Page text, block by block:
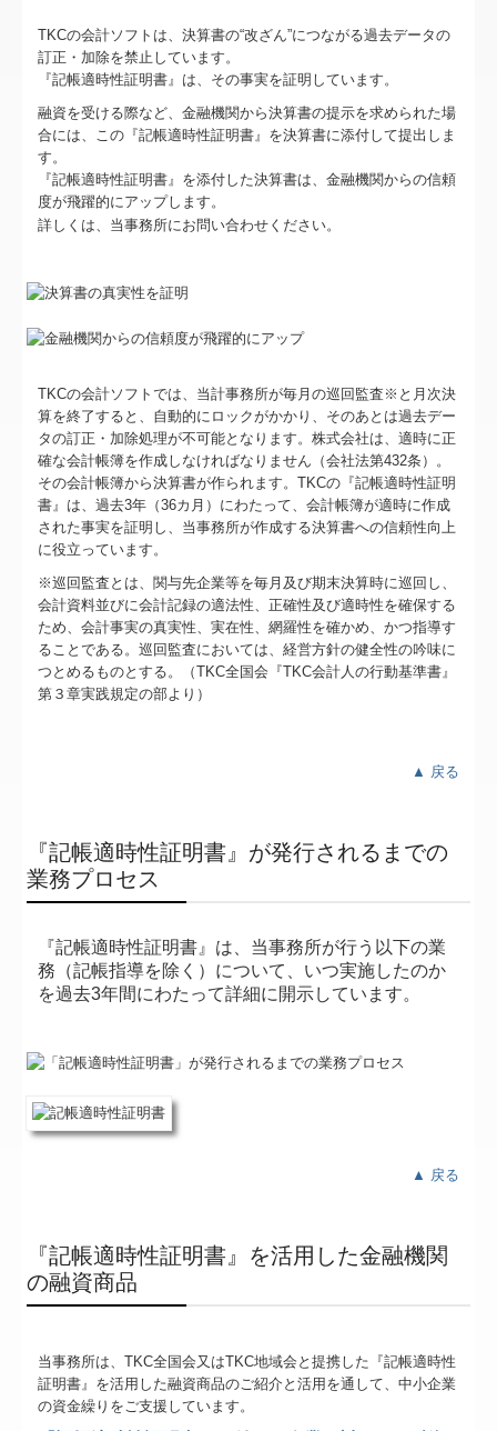
TKCの会計ソフトは、決算書の“改ざん”につながる過去データの
訂正・加除を禁止しています。
『記帳適時性証明書』は、その事実を証明しています。
融資を受ける際など、金融機関から決算書の提示を求められた場
合には、この『記帳適時性証明書』を決算書に添付して提出しま
す。
『記帳適時性証明書』を添付した決算書は、金融機関からの信頼
度が飛躍的にアップします。
詳しくは、当事務所にお問い合わせください。
TKCの会計ソフトでは、当計事務所が毎月の巡回監査※と月次決
算を終了すると、自動的にロックがかかり、そのあとは過去デー
タの訂正・加除処理が不可能となります。株式会社は、適時に正
確な会計帳簿を作成しなければなりません（会社法第432条）。
その会計帳簿から決算書が作られます。TKCの『記帳適時性証明
書』は、過去3年（36カ月）にわたって、会計帳簿が適時に作成
された事実を証明し、当事務所が作成する決算書への信頼性向上
に役立っています。
※巡回監査とは、関与先企業等を毎月及び期末決算時に巡回し、
会計資料並びに会計記録の適法性、正確性及び適時性を確保する
ため、会計事実の真実性、実在性、網羅性を確かめ、かつ指導す
ることである。巡回監査においては、経営方針の健全性の吟味に
つとめるものとする。（TKC全国会『TKC会計人の行動基準書』
第３章実践規定の部より）
▲ 戻る
『記帳適時性証明書』が発行されるまでの
業務プロセス
『記帳適時性証明書』は、当事務所が行う以下の業
務（記帳指導を除く）について、いつ実施したのか
を過去3年間にわたって詳細に開示しています。
▲ 戻る
『記帳適時性証明書』を活用した金融機関
の融資商品
当事務所は、TKC全国会又はTKC地域会と提携した『記帳適時性
証明書 』 を活用した融資商品のご紹介と活用を通して、中小企業
の資金繰りをご支援しています。